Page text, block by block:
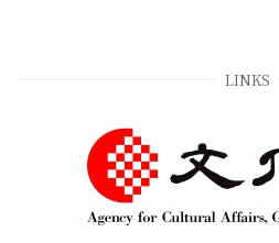
LINKS